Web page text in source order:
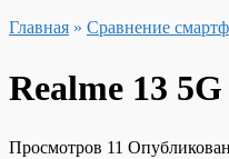
Главная » Сравнение
Realme 13
Просмотров 11